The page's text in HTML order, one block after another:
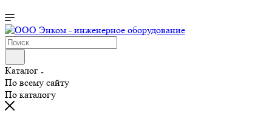
Каталог
По всему сайту
По каталогу